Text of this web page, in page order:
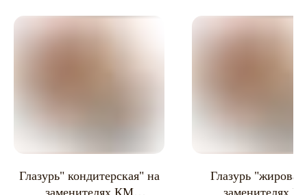
Глазурь" кондитерская" на
заменителях КМ
Глазурь
заменителях